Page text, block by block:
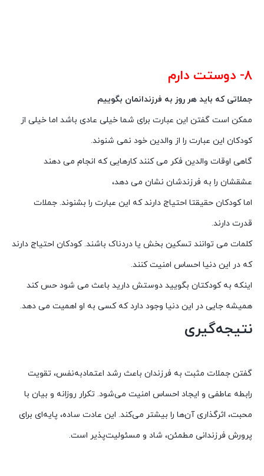
۸- دوستت دارم
جملاتی که باید هر روز به فرزندانمان بگوییم
ممکن است گفتن این عبارت برای شما خیلی عادی باشد اما خیلی از
کودکان این عبارت را از والدین خود نمی شنوند.
گاهی اوقات والدین فکر می کنند کارهایی که انجام می دهند
عشقشان را به فرزندشان نشان می دهد،
اما کودکان حقیقتا احتیاج دارند که این عبارت را بشنوند. جملات
قدرت دارند.
کلمات می توانند تسکین بخش یا دردناک باشند. کودکان احتیاج دارند
که در این دنیا احساس امنیت کنند.
اینکه به کودکتان بگویید دوستش دارید باعث می شود حس کند
همیشه جایی در این دنیا وجود دارد که کسی به او اهمیت می دهد.
نتیجه‌گیری
گفتن جملات مثبت به فرزندان باعث رشد اعتمادبه‌نفس، تقویت
رابطه عاطفی و ایجاد احساس امنیت می‌شود. تکرار روزانه و بیان با
محبت، اثرگذاری آن‌ها را بیشتر می‌کند. این عادت ساده، پایه‌ای برای
پرورش فرزندانی مطمئن، شاد و مسئولیت‌پذیر است.